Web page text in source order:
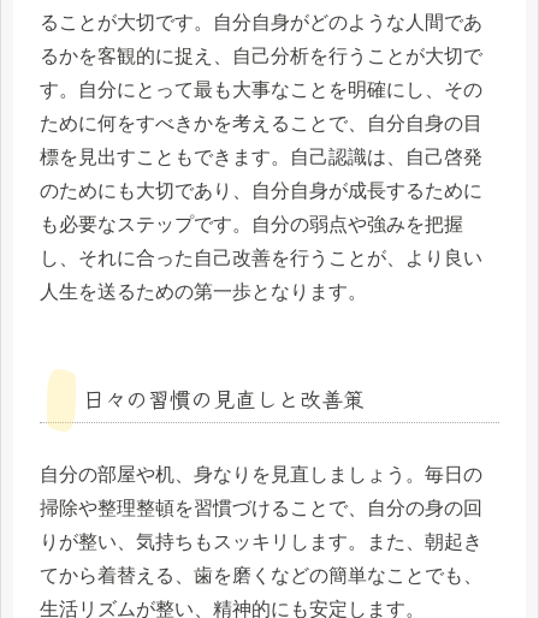
ることが大切です。自分自身がどのような人間であ
るかを客観的に捉え、自己分析を行うことが大切で
す。自分にとって最も大事なことを明確にし、その
ために何をすべきかを考えることで、自分自身の目
標を見出すこともできます。自己認識は、自己啓発
のためにも大切であり、自分自身が成長するために
も必要なステップです。自分の弱点や強みを把握
し、それに合った自己改善を行うことが、より良い
人生を送るための第一歩となります。
日々の習慣の見直しと改善策
自分の部屋や机、身なりを見直しましょう。毎日の
掃除や整理整頓を習慣づけることで、自分の身の回
りが整い、気持ちもスッキリします。また、朝起き
てから着替える、歯を磨くなどの簡単なことでも、
生活リズムが整い、精神的にも安定します。